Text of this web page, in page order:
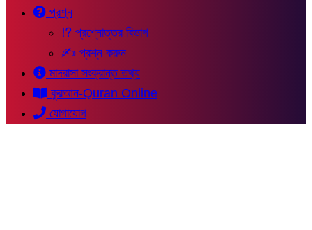
প্রশ্ন
⁉ প্রশ্নোত্তর বিভাগ
✍ প্রশ্ন করুন
মাদরাসা সংক্রান্ত তথ্য
কুরআন-Quran Online
যোগাযোগ